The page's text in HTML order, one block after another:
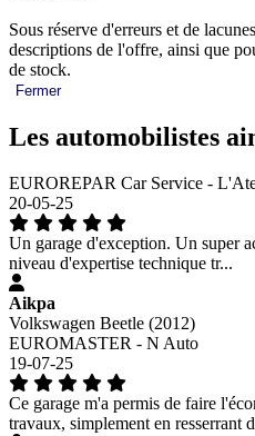
Sous réserve d'erreurs et de
descriptions de l'offre, ainsi que
de stock.
Fermer
Les automobilistes
EUROREPAR Car Service -
20-05-25
Un garage d'exception. Un super
niveau d'expertise technique tr...
Aikpa
Volkswagen Beetle (2012)
EUROMASTER - N Auto
19-07-25
Ce garage m'a permis de faire
travaux, simplement en resserrant